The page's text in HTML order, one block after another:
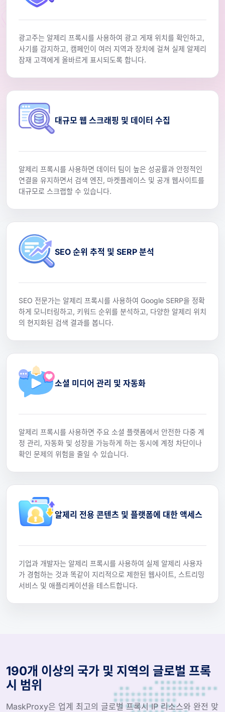
광고주는 알제리 프록시를 사용하여 광고 게재 위치를 확인하고,
사기를 감지하고, 캠페인이 여러 지역과 장치에 걸쳐 실제 알제리
잠재 고객에게 올바르게 표시되도록 합니다.
대규모 웹 스크래핑 및 데이터 수집
알제리 프록시를 사용하면 데이터 팀이 높은 성공률과 안정적인
연결을 유지하면서 검색 엔진, 마켓플레이스 및 공개 웹사이트를
대규모로 스크랩할 수 있습니다.
SEO 순위 추적 및 SERP 분석
SEO 전문가는 알제리 프록시를 사용하여 Google SERP을 정확
하게 모니터링하고, 키워드 순위를 분석하고, 다양한 알제리 위치
의 현지화된 검색 결과를 봅니다.
소셜 미디어 관리 및 자동화
알제리 프록시를 사용하면 주요 소셜 플랫폼에서 안전한 다중 계
정 관리, 자동화 및 성장을 가능하게 하는 동시에 계정 차단이나
확인 문제의 위험을 줄일 수 있습니다.
알제리 전용 콘텐츠 및 플랫폼에 대한 액세스
기업과 개발자는 알제리 프록시를 사용하여 실제 알제리 사용자
가 경험하는 것과 똑같이 지리적으로 제한된 웹사이트, 스트리밍
서비스 및 애플리케이션을 테스트합니다.
190개 이상의 국가 및 지역의 글로벌 프록
시 범위
MaskProxy은 업계 최고의 글로벌 프록시 IP 리소스와 완전 맞